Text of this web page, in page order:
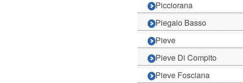
Picciorana
Piegaio Basso
Pieve
Pieve Di Compito
Pieve Fosciana